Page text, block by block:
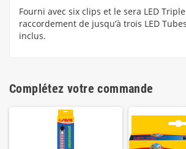
Fourni avec six clips et le sera LED
raccordement de jusqu’à trois LED
inclus.
Complétez votre commande